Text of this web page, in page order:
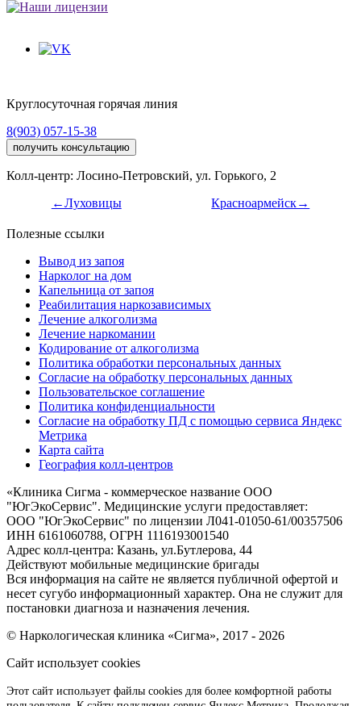
Круглосуточная горячая линия
8(903) 057-15-38
получить консультацию
Колл-центр: Лосино-Петровский, ул. Горького, 2
←Луховицы
Красноармейск→
Полезные ссылки
Вывод из запоя
Нарколог на дом
Капельница от запоя
Реабилитация наркозависимых
Лечение алкоголизма
Лечение наркомании
Кодирование от алкоголизма
Политика обработки персональных данных
Согласие на обработку персональных данных
Пользовательское соглашение
Политика конфиденциальности
Согласие на обработку ПД с помощью сервиса Яндекс
Метрика
Карта сайта
География колл-центров
«Клиника Сигма - коммерческое название ООО
"ЮгЭкоСервис". Медицинские услуги предоставляет:
ООО "ЮгЭкоСервис" по лицензии Л041-01050-61/00357506
ИНН 6161060788, ОГРН 1116193001540
Адрес колл-центра: Казань, ул.Бутлерова, 44
Действуют мобильные медицинские бригады
Вся информация на сайте не является публичной офертой и
несет сугубо информационный характер. Она не служит для
постановки диагноза и назначения лечения.
© Наркологическая клиника «Сигма», 2017 - 2026
Сайт использует cookies
Этот сайт использует файлы cookies для более комфортной работы